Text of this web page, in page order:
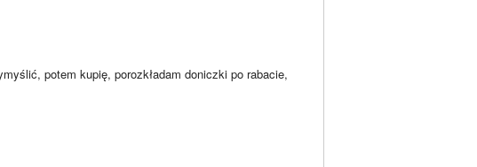
potem kupię, porozkładam doniczki po rabacie,